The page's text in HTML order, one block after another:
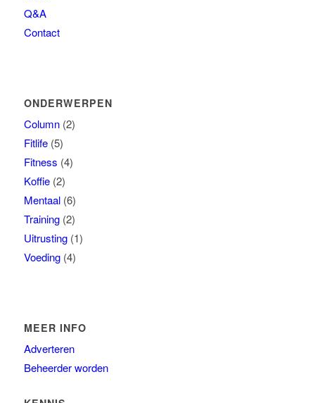
Q&A
Contact
ONDERWERPEN
Column(2)
Fitlife(5)
Fitness (4)
Koffie(2)
Mentaal(6)
Training(2)
Uitrusting(1)
Voeding(4)
MEER INFO
Adverteren
Beheerder worden